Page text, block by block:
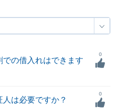
での借入れはできます
0
人は必要ですか？
0